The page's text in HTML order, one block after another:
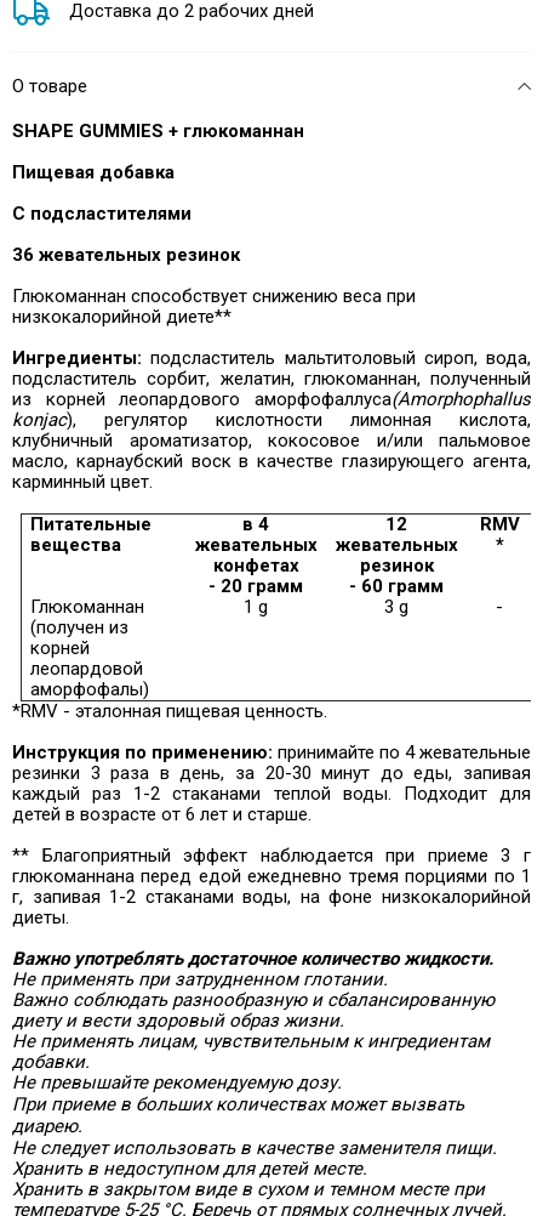
Доставка до 2 рабочих дней
О товаре
SHAPE GUMMIES + глюкоманнан
Пищевая добавка
С подсластителями
36 жевательных резинок
Глюкоманнан способствует снижению веса при
низкокалорийной диете**
Ингредиенты: подсластитель мальтитоловый сироп, вода,
подсластитель сорбит, желатин, глюкоманнан, полученный
из корней леопардового аморфофаллуса(Amorphophallus
konjac), регулятор кислотности лимонная кислота,
клубничный ароматизатор, кокосовое и/или пальмовое
масло, карнаубский воск в качестве глазирующего агента,
карминный цвет.
Питательные
вещества
в 4
жевательных
конфетах
- 20 грамм
12
жевательных
резинок
- 60 грамм
RMV
*
Глюкоманнан
(получен из
корней
леопардовой
аморфофалы)
1 g 3 g -
*RMV - эталонная пищевая ценность.
Инструкция по применению: принимайте по 4 жевательные
резинки 3 раза в день, за 20-30 минут до еды, запивая
каждый раз 1-2 стаканами теплой воды. Подходит для
детей в возрасте от 6 лет и старше.
** Благоприятный эффект наблюдается при приеме 3 г
глюкоманнана перед едой ежедневно тремя порциями по 1
г, запивая 1-2 стаканами воды, на фоне низкокалорийной
диеты.
Важно употреблять достаточное количество жидкости.
Не применять при затрудненном глотании.
Важно соблюдать разнообразную и сбалансированную
диету и вести здоровый образ жизни.
Не применять лицам, чувствительным к ингредиентам
добавки.
Не превышайте рекомендуемую дозу.
При приеме в больших количествах может вызвать
диарею.
Не следует использовать в качестве заменителя пищи.
Хранить в недоступном для детей месте.
Хранить в закрытом виде в сухом и темном месте при
температуре 5-25 °C. Беречь от прямых солнечных лучей.